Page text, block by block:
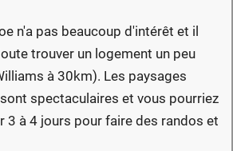
n'a pas beaucoup d'intérêt et il
trouver un logement un peu
à 30km). Les paysages
spectaculaires et vous pourriez
3 à 4 jours pour faire des randos et